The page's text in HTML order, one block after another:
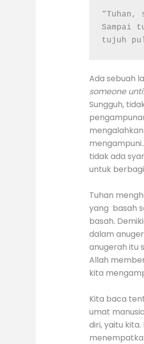
“Tuhan,
Sampai
tujuh
Ada sebuah
someone
Sungguh,
tidak ada
untuk
Tuhan
yang basah
basah.
dalam
anugerah itu
Allah
kita
Kita baca
umat
diri, yaitu